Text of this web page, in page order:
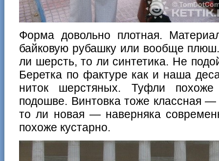
Форма довольно плотная.
байковую рубашку или вообще
ли шерсть, то ли синтетика. Не
Беретка по фактуре как и наша
ниток шерстяных. Туфли
подошве. Винтовка тоже классная
то ли новая — наверняка
похоже кустарно.